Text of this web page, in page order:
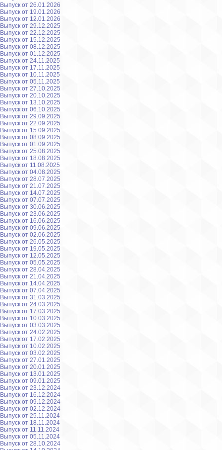
Выпуск от 26.01.2026
Выпуск от 19.01.2026
Выпуск от 12.01.2026
Выпуск от 29.12.2025
Выпуск от 22.12.2025
Выпуск от 15.12.2025
Выпуск от 08.12.2025
Выпуск от 01.12.2025
Выпуск от 24.11.2025
Выпуск от 17.11.2025
Выпуск от 10.11.2025
Выпуск от 05.11.2025
Выпуск от 27.10.2025
Выпуск от 20.10.2025
Выпуск от 13.10.2025
Выпуск от 06.10.2025
Выпуск от 29.09.2025
Выпуск от 22.09.2025
Выпуск от 15.09.2025
Выпуск от 08.09.2025
Выпуск от 01.09.2025
Выпуск от 25.08.2025
Выпуск от 18.08.2025
Выпуск от 11.08.2025
Выпуск от 04.08.2025
Выпуск от 28.07.2025
Выпуск от 21.07.2025
Выпуск от 14.07.2025
Выпуск от 07.07.2025
Выпуск от 30.06.2025
Выпуск от 23.06.2025
Выпуск от 16.06.2025
Выпуск от 09.06.2025
Выпуск от 02.06.2025
Выпуск от 26.05.2025
Выпуск от 19.05.2025
Выпуск от 12.05.2025
Выпуск от 05.05.2025
Выпуск от 28.04.2025
Выпуск от 21.04.2025
Выпуск от 14.04.2025
Выпуск от 07.04.2025
Выпуск от 31.03.2025
Выпуск от 24.03.2025
Выпуск от 17.03.2025
Выпуск от 10.03.2025
Выпуск от 03.03.2025
Выпуск от 24.02.2025
Выпуск от 17.02.2025
Выпуск от 10.02.2025
Выпуск от 03.02.2025
Выпуск от 27.01.2025
Выпуск от 20.01.2025
Выпуск от 13.01.2025
Выпуск от 09.01.2025
Выпуск от 23.12.2024
Выпуск от 16.12.2024
Выпуск от 09.12.2024
Выпуск от 02.12.2024
Выпуск от 25.11.2024
Выпуск от 18.11.2024
Выпуск от 11.11.2024
Выпуск от 05.11.2024
Выпуск от 28.10.2024